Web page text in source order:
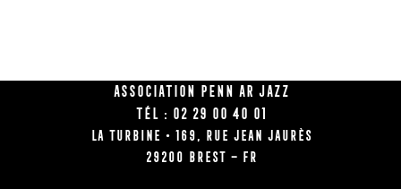
Association Penn Ar Jazz
Tél : 02 29 00 40 01
La Turbine • 169, rue Jean Jaurès
29200 BREST – FR